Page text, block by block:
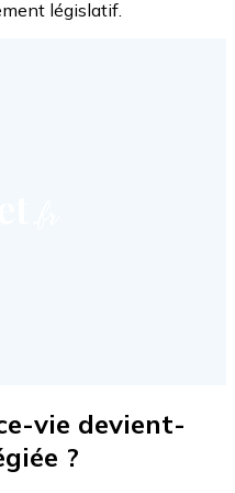
législatif.
vie devient-
?